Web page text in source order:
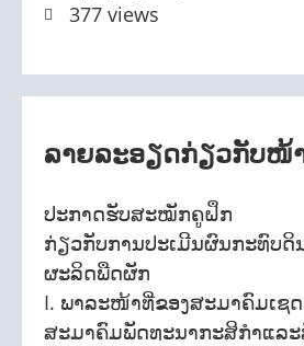
377 views
ລາຍລະອຽດກ່ຽວກັບໜ້
ປະກາດຮັບສະໝັກຄູຝຶກ
ກ່ຽວກັບການປະເມີນຜົນກະທົບດິ
ຜະລິດພືດຜັກ
I. ພາລະໜ້າທີ່ຂອງສະມາຄົມເຊ
ສະມາຄົມພັດທະນາກະສິກຳແລ